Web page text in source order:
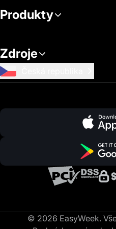
Produkty
Zdroje
© 2026 EasyWeek.